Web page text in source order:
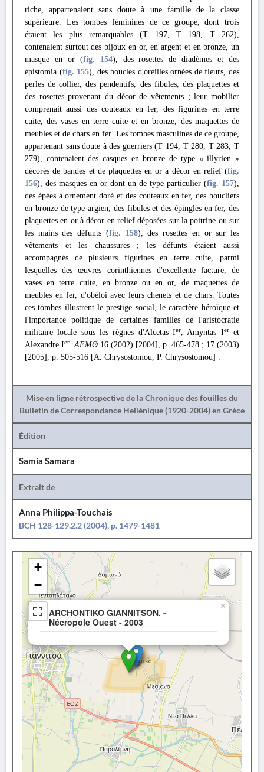
riche, appartenaient sans doute à une famille de la classe
supérieure. Les tombes féminines de ce groupe, dont trois
étaient les plus remarquables (T 197, Τ 198, Τ 262),
contenaient surtout des bijoux en or, en argent et en bronze, un
masque en or (fig. 154), des rosettes de diadèmes et des
épistomia (fig. 155), des boucles d'oreilles ornées de fleurs, des
perles de collier, des pendentifs, des fibules, des plaquettes et
des rosettes provenant du décor de vêtements ; leur mobilier
comprenait aussi des couteaux en fer, des figurines en terre
cuite, des vases en terre cuite et en bronze, des maquettes de
meubles et de chars en fer. Les tombes masculines de ce groupe,
appartenant sans doute à des guerriers (T 194, Τ 280, T 283, T
279), contenaient des casques en bronze de type « illyrien »
décorés de bandes et de plaquettes en or à décor en relief (fig.
156), des masques en or dont un de type particulier (fig. 157),
des épées à ornement doré et des couteaux en fer, des boucliers
en bronze de type argien, des fibules et des épingles en fer, des
plaquettes en or à décor en relief déposées sur la poitrine ou sur
les mains des défunts (fig. 158), des rosettes en or sur les
vêtements et les chaussures ; les défunts étaient aussi
accompagnés de plusieurs figurines en terre cuite, parmi
lesquelles des œuvres corinthiennes d'excellente facture, de
vases en terre cuite, en bronze ou en or, de maquettes de
meubles en fer, d'obéloi avec leurs chenets et de chars. Toutes
ces tombes illustrent le prestige social, le caractère héroïque et
l'importance politique de certaines familles de l'aristocratie
militaire locale sous les règnes d'Alcetas Ier, Amyntas Ieret
Alexandre Ier.ΑΕΜΘ 16 (2002) [2004], p. 465-478 ; 17 (2003)
[2005], p. 505-516 [A. Chrysostomou, P. Chrysostomou] .
Mise en ligne rétrospective de la Chronique des fouilles du
Bulletin de Correspondance Hellénique (1920-2004) en Grèce
Édition
Samia Samara
Extrait de
Anna Philippa-Touchais
BCH 128-129.2.2 (2004), p. 1479-1481
ARCHONTIKO GIANNITSON. -
Nécropole Ouest - 2003
×
+
−